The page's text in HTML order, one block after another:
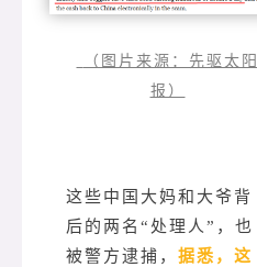
（图片来源：先驱太阳
报）
这些中国大妈和大爷背
后的两名“处理人”，也
被警方逮捕， 据悉，这